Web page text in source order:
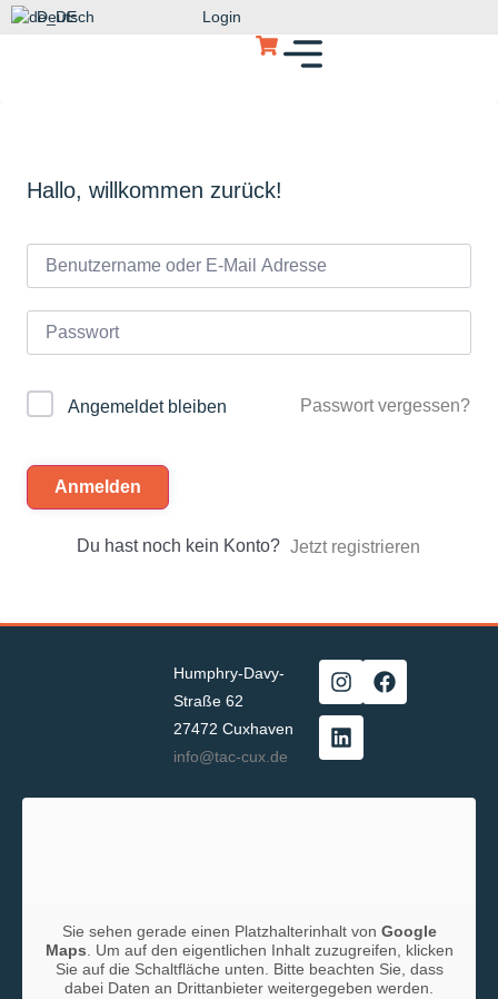
Deutsch Login
Hallo, willkommen zurück!
Angemeldet bleiben Passwort vergessen?
Anmelden
Du hast noch kein Konto? Jetzt registrieren
Humphry-Davy-
Straße 62
27472 Cuxhaven
info@tac-cux.de
Sie sehen gerade einen Platzhalterinhalt von Google
Maps . Um auf den eigentlichen Inhalt zuzugreifen, klicken
Sie auf die Schaltfläche unten. Bitte beachten Sie, dass
dabei Daten an Drittanbieter weitergegeben werden.